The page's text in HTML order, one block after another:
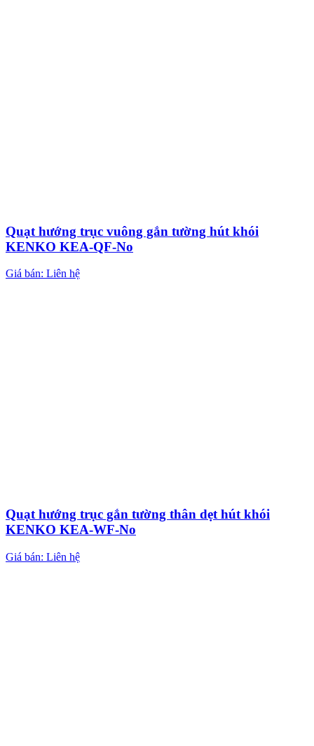
Quạt hướng trục vuông gắn tường hút khói
KENKO KEA-QF-No
Giá bán: Liên hệ
Quạt hướng trục gắn tường thân dẹt hút khói
KENKO KEA-WF-No
Giá bán: Liên hệ